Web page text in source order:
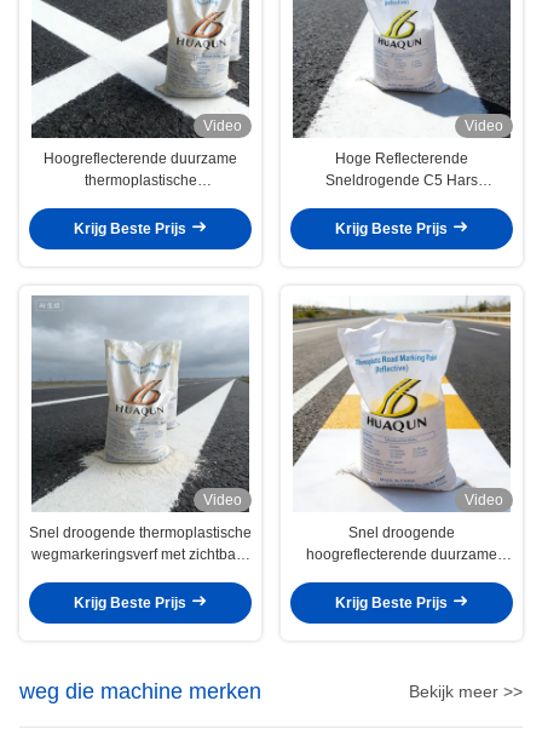
Video
Hoogreflecterende duurzame
thermoplastische
180-220°C voor
Krijg Beste Prijs
Video
Hoge Reflecterende
Sneldrogende C5 Hars
Verf Hot Melt Verkeersweg Verf
Krijg Beste Prijs
Video
Snel droogende thermoplastische
wegmarkeringsverf met zichtbare
wegveiligheid
Krijg Beste Prijs
Video
Snel droogende
hoogreflecterende duurzame
wegmarkeringsverf voor wegen
Krijg Beste Prijs
weg die machine merken Bekijk meer >>